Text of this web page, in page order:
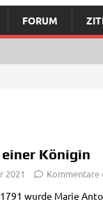
FORUM
einer Königin
2021
wur­de Marie